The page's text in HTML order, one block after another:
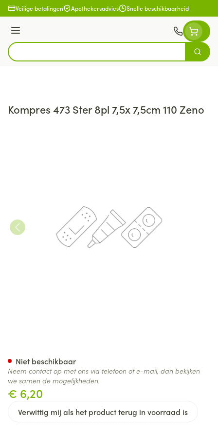
Ga naar de inhoud
Veilige betalingen Apothekersadvies Snelle beschikbaarheid
Menu
Product, merk, categorie...
Zoek
Kompres 473 Ster 8pl 7,5x 7,5cm 110 Zeno
€ 6,20
Verwittig mij als het product terug in voorraad is
Niet beschikbaar
Neem contact op met ons via telefoon of e-mail, dan bekijken
we samen de mogelijkheden.